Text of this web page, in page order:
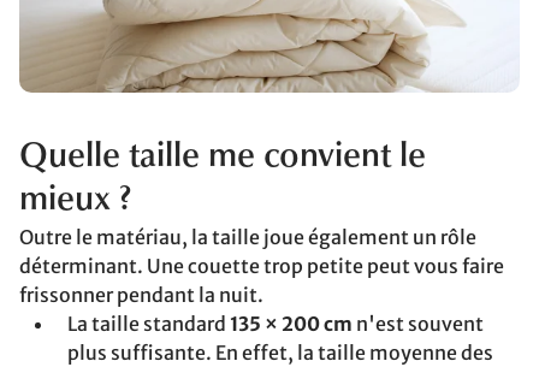
Quelle taille me convient le
mieux ?
Outre le matériau, la taille joue également un rôle
déterminant. Une couette trop petite peut vous faire
frissonner pendant la nuit.
La taille standard 135 × 200 cm n'est souvent
plus suffisante. En effet, la taille moyenne des